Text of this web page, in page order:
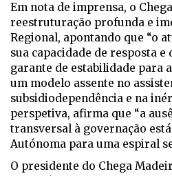
Em nota de imprensa, o
reestruturação profunda e
Regional, apontando que “o
sua capacidade de resposta
garante de estabilidade para
um modelo assente no
subsidiodependência e na
perspetiva, afirma que “a
transversal à governação
Autónoma para uma espiral
O presidente do Chega